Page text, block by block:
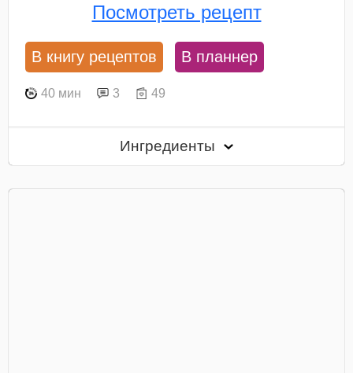
Посмотреть рецепт
В книгу рецептов В планнер
40 мин 3 49
Ингредиенты